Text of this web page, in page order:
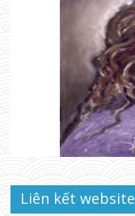
Liên kết website